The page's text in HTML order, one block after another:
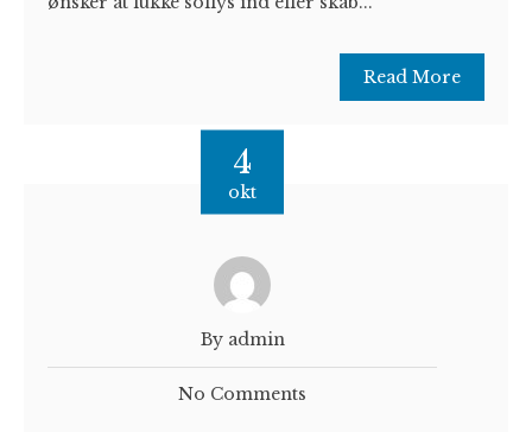
Read More
4
okt
By admin
No Comments